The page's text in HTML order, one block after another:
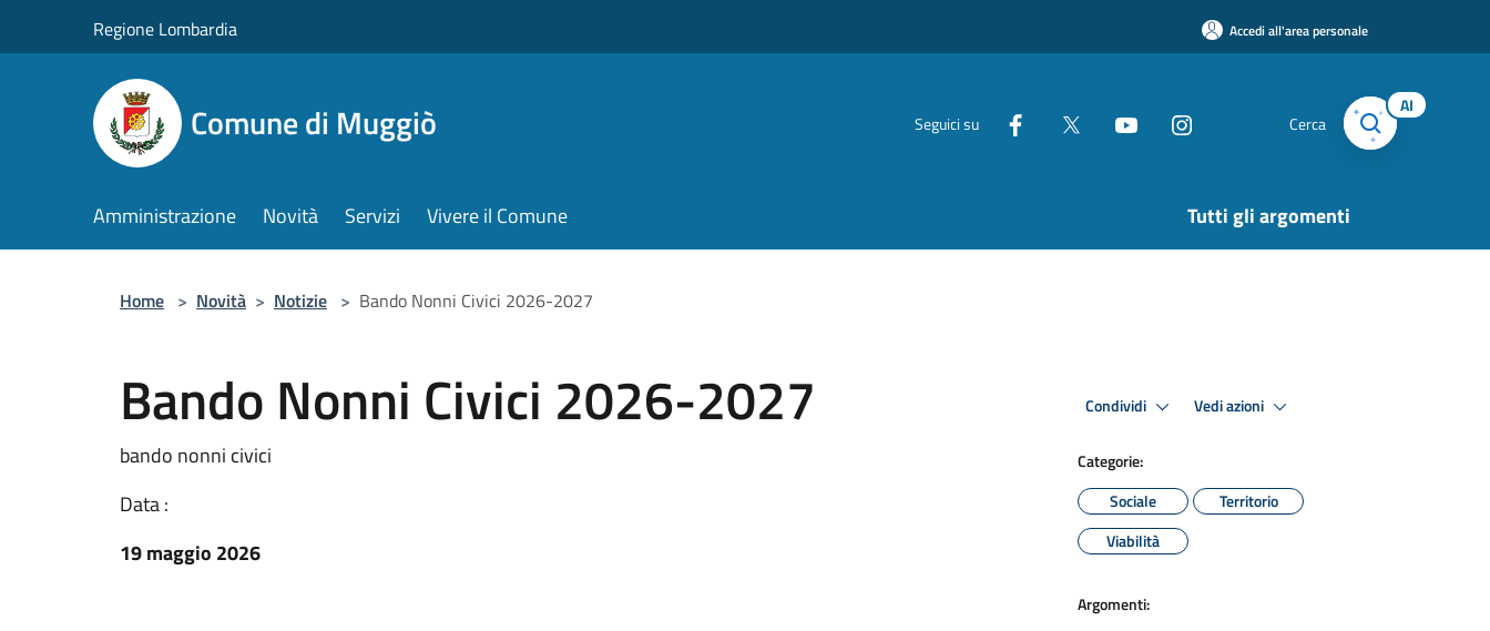
Regione Lombardia Accedi all'area personale
Comune di Muggiò Seguici su Cerca
AI
Amministrazione Novità Servizi Vivere il Comune Tutti gli argomenti
Home > Novità > Notizie > Bando Nonni Civici 2026-2027
Bando Nonni Civici 2026-2027
bando nonni civici
Data :
19 maggio 2026
Condividi Vedi azioni
Categorie:
Sociale
Territorio
Viabilità
Argomenti: